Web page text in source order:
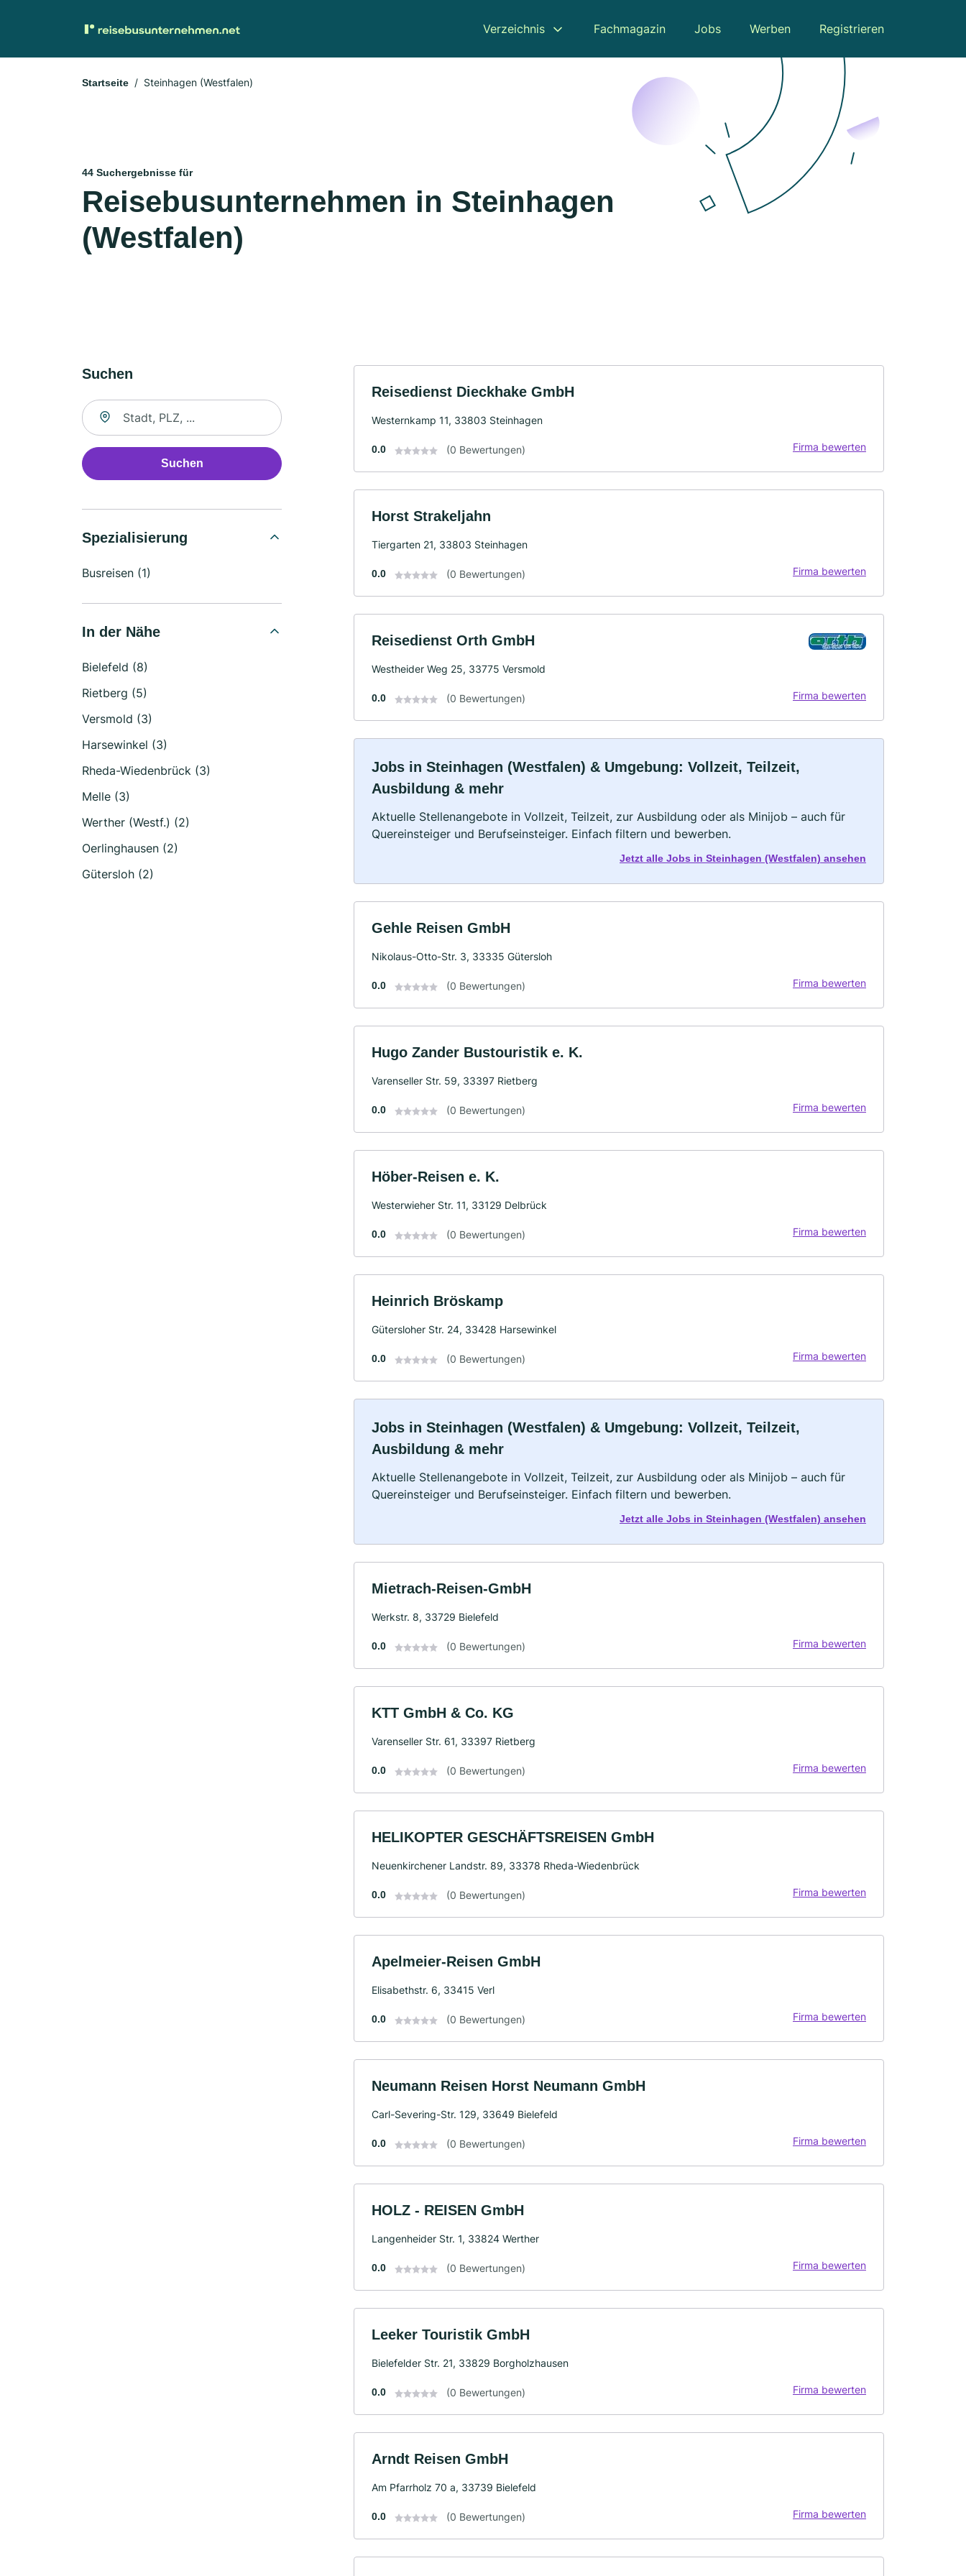
Verzeichnis Fachmagazin Jobs Werben Registrieren
Startseite Steinhagen (Westfalen)
44 Suchergebnisse für
Reisebusunternehmen in Steinhagen
(Westfalen)
Suchen
Suche nach Ort
Suchen
Spezialisierung
Busreisen (1)
In der Nähe
Bielefeld (8)
Rietberg (5)
Versmold (3)
Harsewinkel (3)
Rheda-Wiedenbrück (3)
Melle (3)
Werther (Westf.) (2)
Oerlinghausen (2)
Gütersloh (2)
Reisedienst Dieckhake GmbH
Westernkamp 11, 33803 Steinhagen
0.0 (0 Bewertungen) Firma bewerten
Horst Strakeljahn
Tiergarten 21, 33803 Steinhagen
0.0 (0 Bewertungen) Firma bewerten
Reisedienst Orth GmbH
Westheider Weg 25, 33775 Versmold
0.0 (0 Bewertungen) Firma bewerten
Jobs in Steinhagen (Westfalen) & Umgebung: Vollzeit, Teilzeit,
Ausbildung & mehr
Aktuelle Stellenangebote in Vollzeit, Teilzeit, zur Ausbildung oder als Minijob – auch für
Quereinsteiger und Berufseinsteiger. Einfach filtern und bewerben.
Jetzt alle Jobs in Steinhagen (Westfalen) ansehen
Gehle Reisen GmbH
Nikolaus-Otto-Str. 3, 33335 Gütersloh
0.0 (0 Bewertungen) Firma bewerten
Hugo Zander Bustouristik e. K.
Varenseller Str. 59, 33397 Rietberg
0.0 (0 Bewertungen) Firma bewerten
Höber-Reisen e. K.
Westerwieher Str. 11, 33129 Delbrück
0.0 (0 Bewertungen) Firma bewerten
Heinrich Bröskamp
Gütersloher Str. 24, 33428 Harsewinkel
0.0 (0 Bewertungen) Firma bewerten
Jobs in Steinhagen (Westfalen) & Umgebung: Vollzeit, Teilzeit,
Ausbildung & mehr
Aktuelle Stellenangebote in Vollzeit, Teilzeit, zur Ausbildung oder als Minijob – auch für
Quereinsteiger und Berufseinsteiger. Einfach filtern und bewerben.
Jetzt alle Jobs in Steinhagen (Westfalen) ansehen
Mietrach-Reisen-GmbH
Werkstr. 8, 33729 Bielefeld
0.0 (0 Bewertungen) Firma bewerten
KTT GmbH & Co. KG
Varenseller Str. 61, 33397 Rietberg
0.0 (0 Bewertungen) Firma bewerten
HELIKOPTER GESCHÄFTSREISEN GmbH
Neuenkirchener Landstr. 89, 33378 Rheda-Wiedenbrück
0.0 (0 Bewertungen) Firma bewerten
Apelmeier-Reisen GmbH
Elisabethstr. 6, 33415 Verl
0.0 (0 Bewertungen) Firma bewerten
Neumann Reisen Horst Neumann GmbH
Carl-Severing-Str. 129, 33649 Bielefeld
0.0 (0 Bewertungen) Firma bewerten
HOLZ - REISEN GmbH
Langenheider Str. 1, 33824 Werther
0.0 (0 Bewertungen) Firma bewerten
Leeker Touristik GmbH
Bielefelder Str. 21, 33829 Borgholzhausen
0.0 (0 Bewertungen) Firma bewerten
Arndt Reisen GmbH
Am Pfarrholz 70 a, 33739 Bielefeld
0.0 (0 Bewertungen) Firma bewerten